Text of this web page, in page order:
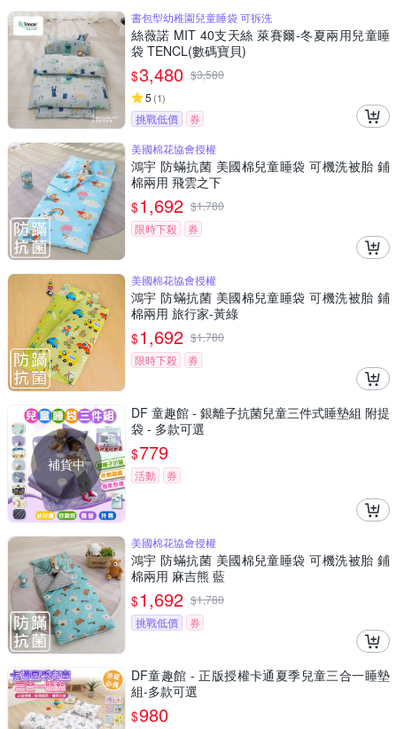
書包型幼稚園兒童睡袋 可拆洗
絲薇諾 MIT 40支天絲 萊賽爾-冬夏兩用兒童睡
袋 TENCL(數碼寶貝)
$3,480 $3,580
5 (1)
挑戰低價
券
美國棉花協會授權
鴻宇 防蟎抗菌 美國棉兒童睡袋 可機洗被胎 鋪
棉兩用 飛雲之下
$1,692 $1,780
限時下殺
券
美國棉花協會授權
鴻宇 防蟎抗菌 美國棉兒童睡袋 可機洗被胎 鋪
棉兩用 旅行家-黃綠
$1,692 $1,780
限時下殺
券
補貨中
DF 童趣館 - 銀離子抗菌兒童三件式睡墊組 附提
袋 - 多款可選
$779
活動 券
美國棉花協會授權
鴻宇 防蟎抗菌 美國棉兒童睡袋 可機洗被胎 鋪
棉兩用 麻吉熊 藍
$1,692 $1,780
挑戰低價
券
DF童趣館 - 正版授權卡通夏季兒童三合一睡墊
組-多款可選
$980